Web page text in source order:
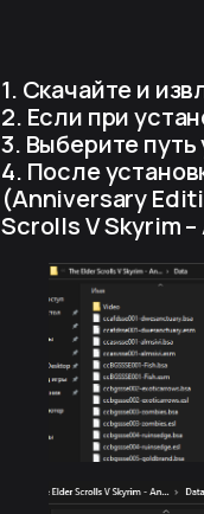
1. Скачайте и
2. Если при
3. Выберите путь
4. После
(Anniversary
Scrolls V Skyrim